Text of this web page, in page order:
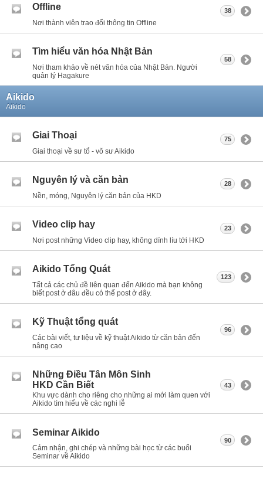
Offline
Nơi thành viên trao đổi thông tin Offline
38
Tìm hiểu văn hóa Nhật Bản
Nơi tham khảo về nét văn hóa của Nhật Bản. Người
quản lý Hagakure
58
Aikido
Aikido
Giai Thoại
Giai thoại về sư tổ - võ sư Aikido
75
Nguyên lý và căn bản
Nền, móng, Nguyên lý căn bản của HKD
28
Video clip hay
Nơi post những Video clip hay, không dính líu tới HKD
23
Aikido Tổng Quát
Tất cả các chủ đề liên quan đến Aikido mà bạn không
biết post ở đâu đều có thể post ở đây.
123
Kỹ Thuật tổng quát
Các bài viết, tư liệu về kỹ thuật Aikido từ căn bản đến
nâng cao
96
Những Điều Tân Môn Sinh
HKD Cần Biết
Khu vực dành cho riêng cho những ai mới làm quen với
Aikido tìm hiểu về các nghi lễ
43
Seminar Aikido
Cảm nhận, ghi chép và những bài học từ các buổi
Seminar về Aikido
90